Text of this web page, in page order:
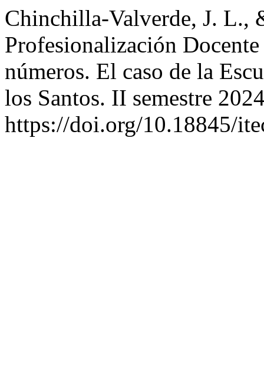
Chinchilla-Valverde, J. L.,
Profesionalización
números. El caso de la
los Santos. II semestre
https://doi.org/10.18845/